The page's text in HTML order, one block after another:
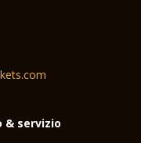
& servizio